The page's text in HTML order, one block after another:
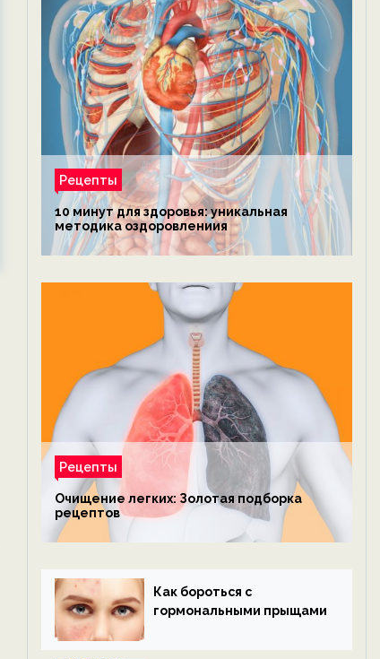
Рецепты
10 минут для здоровья: уникальная
методика оздоровлениия
Рецепты
Очищение легких: Золотая подборка
рецептов
Как бороться с
гормональными прыщами